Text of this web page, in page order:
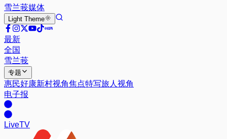
雪兰莪媒体
Light Theme
最新
全国
雪兰莪
专题
惠民好康新村视角焦点特写旅人视角
电子报
LiveTV